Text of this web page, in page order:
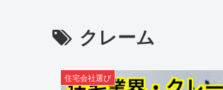
クレーム
住宅会社選び